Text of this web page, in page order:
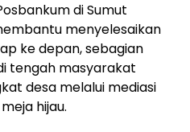
di Sumut
menyelesaikan
ke depan, sebagian
tengah masyarakat
desa melalui mediasi
hijau.